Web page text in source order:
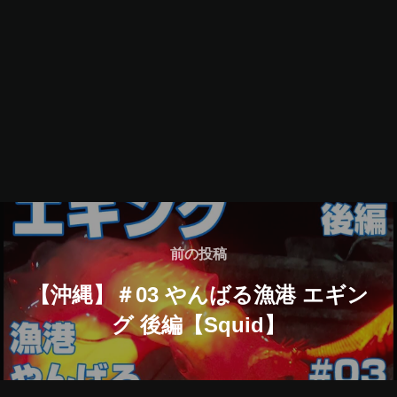
投
ビ
ゲ
前
の
投
稿
前の投稿
【沖縄】＃03 やんばる漁港 エギン
グ 後編【Squid】